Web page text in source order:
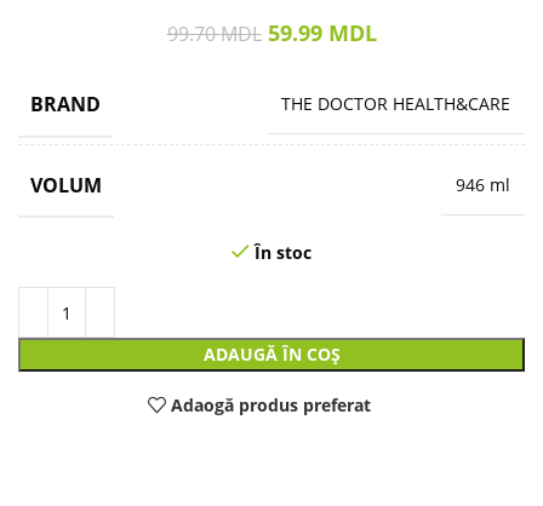
99.70MDL 59.99 MDL
BRAND THE DOCTOR HEALTH&CARE
VOLUM 946 ml
În stoc
ADAUGĂ ÎN COȘ
Adaogă produs preferat